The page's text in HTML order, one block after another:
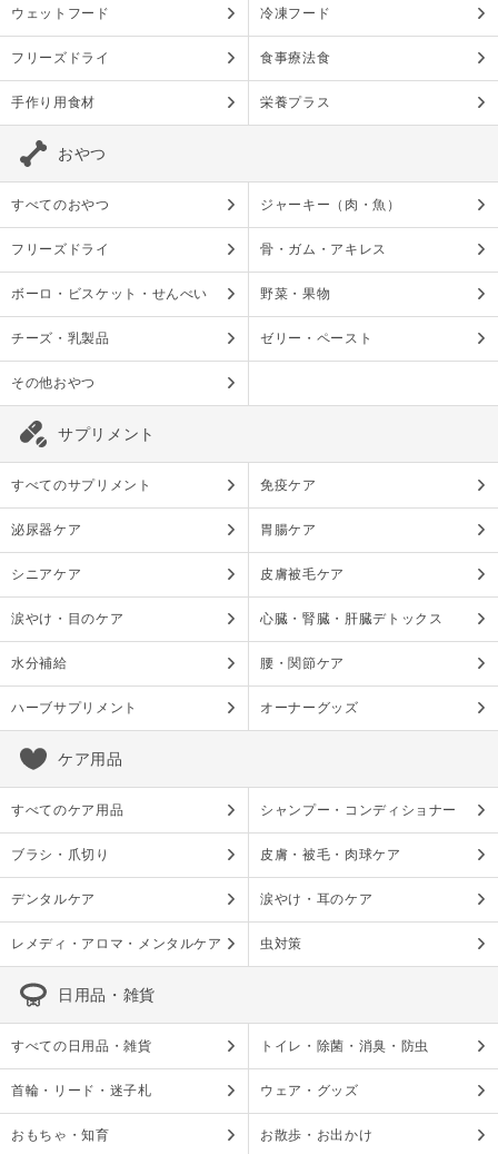
ウェットフード 冷凍フード
フリーズドライ 食事療法食
手作り用食材 栄養プラス
おやつ
すべてのおやつ ジャーキー（肉・魚）
フリーズドライ 骨・ガム・アキレス
ボーロ・ビスケット・せんべい 野菜・果物
チーズ・乳製品 ゼリー・ペースト
その他おやつ
サプリメント
すべてのサプリメント 免疫ケア
泌尿器ケア 胃腸ケア
シニアケア 皮膚被毛ケア
涙やけ・目のケア 心臓・腎臓・肝臓デトックス
水分補給 腰・関節ケア
ハーブサプリメント オーナーグッズ
ケア用品
すべてのケア用品 シャンプー・コンディショナー
ブラシ・爪切り 皮膚・被毛・肉球ケア
デンタルケア 涙やけ・耳のケア
レメディ・アロマ・メンタルケア 虫対策
日用品・雑貨
すべての日用品・雑貨 トイレ・除菌・消臭・防虫
首輪・リード・迷子札 ウェア・グッズ
おもちゃ・知育 お散歩・お出かけ